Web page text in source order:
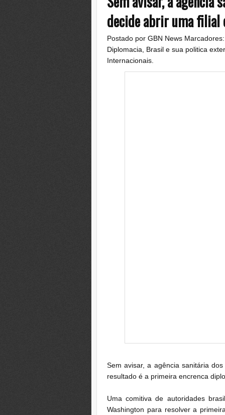
decide abrir uma filial
Postado por GBN News
Diplomacia
Brasil e sua politica
Internacionais.
Sem avisar, a agência sanitária
resultado é a primeira encrenca
Uma comitiva de autoridades
Washington para resolver a